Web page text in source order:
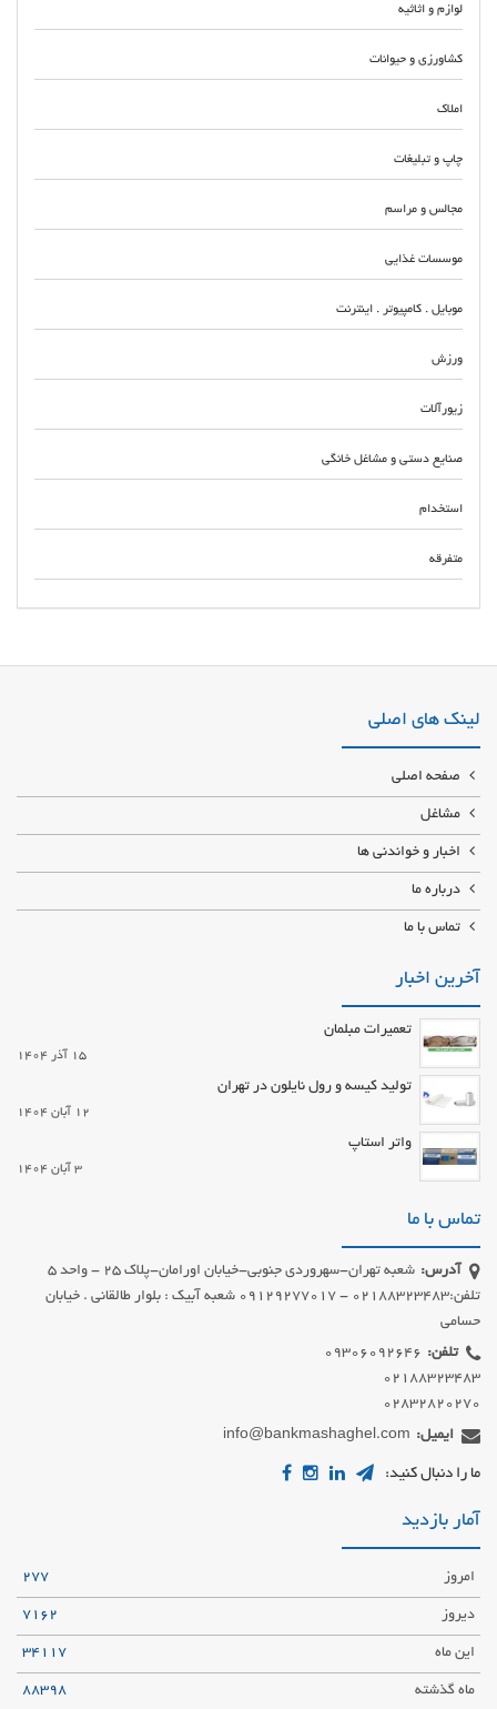
لوازم و اثاثیه
کشاورزی و حیوانات
املاک
چاپ و تبلیغات
مجالس و مراسم
موسسات غذایی
موبایل . کامپیوتر . اینترنت
ورزش
زیورآلات
صنایع دستی و مشاغل خانگی
استخدام
متفرقه
قبل از ازدواج درمان روابط بین فردی گفتار درمانی، روان درمانی، گروه درمانی،
لینک های اصلی
صفحه اصلی
مشاغل
اخبار و خواندنی ها
درباره ما
تماس با ما
آخرین اخبار
تعمیرات مبلمان
15 آذر 1404
تولید کیسه و رول نایلون در تهران
12 آبان 1404
واتر استاپ
3 آبان 1404
تماس با ما
آدرس:
شعبه تهران-سهروردی جنوبی-خیابان اورامان-پلاک 25 - واحد 5
تلفن:02188323483 - 09129277017 شعبه آبیک : بلوار طالقانی . خیابان
حسامی
تلفن:
02832820270
ایمیل: info@bankmashaghel.com
ما را دنبال کنید:
آمار بازدید
امروز 277
دیروز 7162
این ماه 34117
ماه گذشته 88398